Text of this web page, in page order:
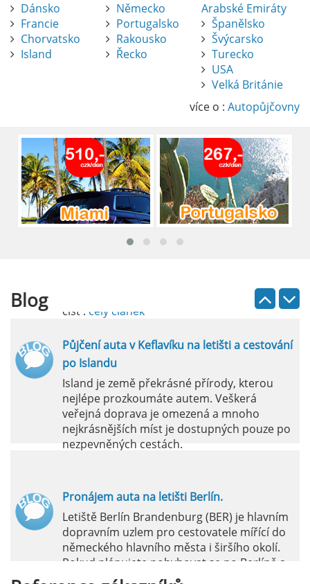
Dánsko
Francie
Chorvatsko
Island
Německo
Portugalsko
Rakousko
Řecko
Arabské Emiráty
Španělsko
Švýcarsko
Turecko
USA
Velká Británie
více o : Autopůjčovny
Blog
Pronájem auta na letišti Alicante
Půjčení auta na letišti v Alicante je výborný
způsob, jak pohodlně objevovat město i jeho
brána do regionu Costa Blanca, se nachází
přibližně 9 km od centra Alicante.
číst :celý článek
Pronájem auta na letišti Lefkada: Kompletní
průvodce
Půjčení auta na letišti Lefkada je skvělý
číst : celý článek
Půjčení auta v Keflavíku na letišti a cestování
po Islandu
Island je země překrásné přírody, kterou
nejlépe prozkoumáte autem. Veškerá
veřejná doprava je omezená a mnoho
nejkrásnějších míst je dostupných pouze po
nezpevněných cestách.
Pronájem auta na letišti Berlín.
Letiště Berlín Brandenburg (BER) je hlavním
dopravním uzlem pro cestovatele mířící do
německého hlavního města i širšího okolí.
Pokud plánujete pohybovat se po Berlíně a
okolních regionech bez omezení, pronájem